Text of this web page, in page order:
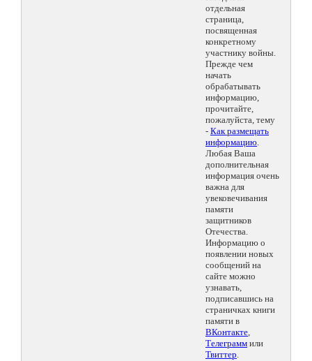
отдельная
страница,
посвященная
конкретному
участнику войны.
Прежде чем
начать
обрабатывать
информацию,
прочитайте,
пожалуйста, тему
- Как размещать
информацию.
Любая Ваша
дополнительная
информация очень
важна для
увековечивания
памяти
защитников
Отечества.
Информацию о
появлении новых
сообщений на
сайте можно
узнавать,
подписавшись на
страничках книги
памяти в
ВКонтакте,
Телеграмм или
Твиттер.